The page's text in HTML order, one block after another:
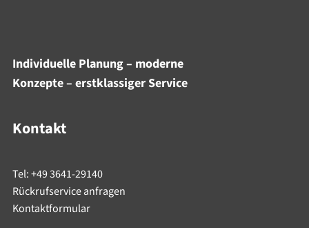
Individuelle Planung – moderne
Konzepte – erstklassiger Service
Kontakt
Tel: +49 3641-29140
Rückrufservice anfragen
Kontaktformular